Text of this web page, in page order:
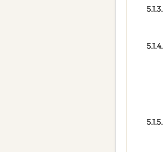
5.1.3.
5.1.4.
5.1.5.